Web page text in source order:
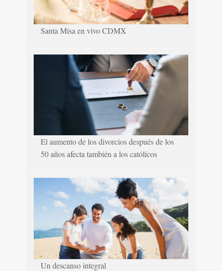
Santa Misa en vivo CDMX
El aumento de los divorcios después de los
50 años afecta también a los católicos
Un descanso integral